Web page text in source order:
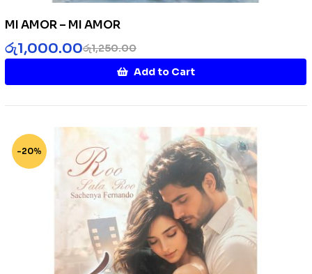
MI AMOR – MI AMOR
රු1,250.00
රු1,000.00
Add to Cart
-20%